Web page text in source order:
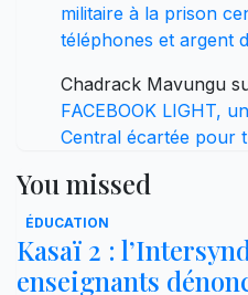
militaire à la prison
téléphones et argent
Chadrack Mavungu
FACEBOOK LIGHT,
Central écartée pour
You missed
ÉDUCATION
Kasaï 2 :
enseignants